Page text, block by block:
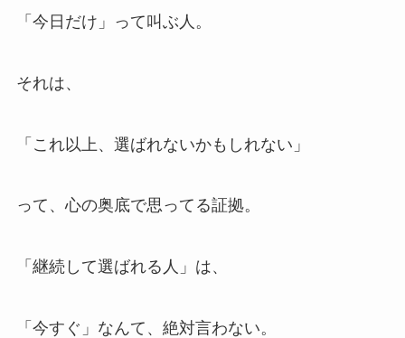
「今日だけ」って叫ぶ人。
それは、
「これ以上、選ばれないかもしれない」
って、心の奥底で思ってる証拠。
「継続して選ばれる人」は、
「今すぐ」なんて、絶対言わない。